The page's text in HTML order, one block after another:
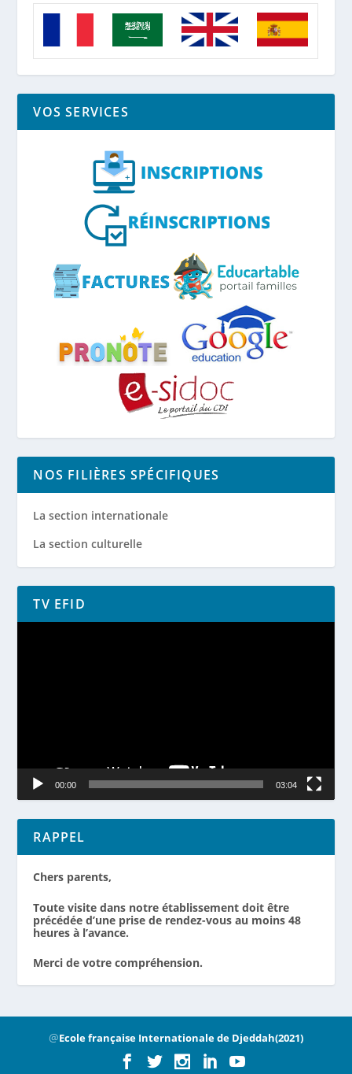
VOS SERVICES
NOS FILIÈRES SPÉCIFIQUES
La section internationale
La section culturelle
TV EFID
Lecteur
00:00 03:04
RAPPEL
Chers parents,
Toute visite dans notre établissement doit être
précédée d’une prise de rendez-vous au moins 48
heures à l’avance.
Merci de votre compréhension.
@Ecole française Internationale de Djeddah(2021)